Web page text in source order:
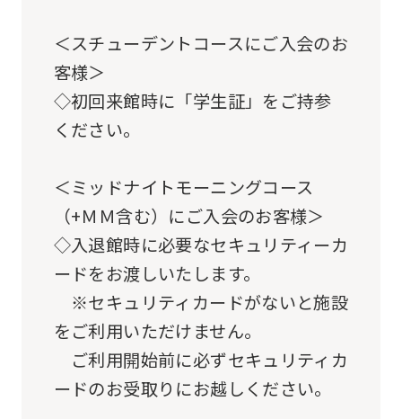
＜スチューデントコースにご入会のお
客様＞
◇初回来館時に「学生証」をご持参
ください。
＜ミッドナイトモーニングコース
（+ＭＭ含む）にご入会のお客様＞
◇入退館時に必要なセキュリティーカ
ードをお渡しいたします。
※セキュリティカードがないと施設
をご利用いただけません。
ご利用開始前に必ずセキュリティカ
ードのお受取りにお越しください。
website
will
be
mechanically,
so
it
may
not
be
an
accurate
translation.